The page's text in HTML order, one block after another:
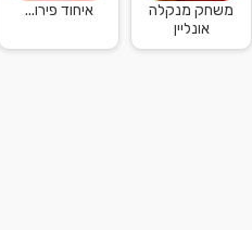
משחק מנקלה
אונליין
איחוד פירו...